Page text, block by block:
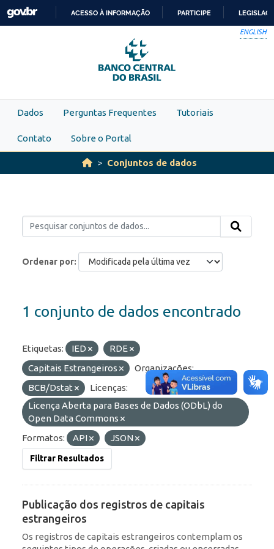
Skip to main content
PARA
O
CONTEÚDO
ACESSO À INFORMAÇÃO PARTICIPE
ENGLISH
Dados Perguntas Frequentes Tutoriais
Contato Sobre o Portal
Conjuntos de dados
Ordenar por
1 conjunto de dados encontrado
Etiquetas: IED
RDE
Capitais Estrangeiros
Organizações:
BCB/Dstat
Licenças:
Licença Aberta para Bases de Dados (ODbL) do
Open Data Commons
Formatos:
API JSON
Filtrar Resultados
Publicação dos registros de capitais
estrangeiros
Os registros de capitais estrangeiros contemplam os